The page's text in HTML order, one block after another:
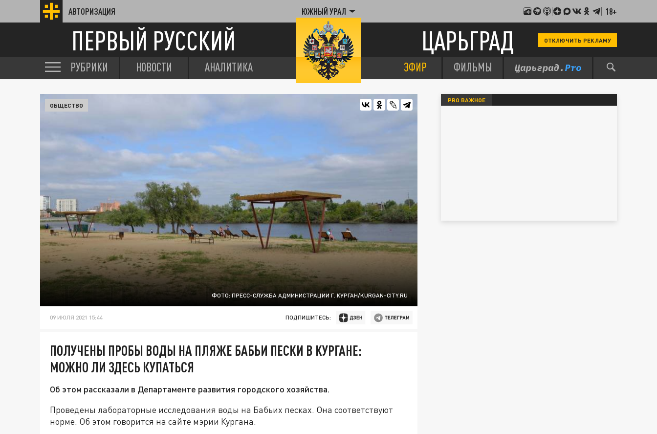
АВТОРИЗАЦИЯ ЮЖНЫЙ УРАЛ 18+
ПЕРВЫЙ РУССКИЙ ЦАРЬГРАД ОТКЛЮЧИТЬ РЕКЛАМУ
РУБРИКИ НОВОСТИ АНАЛИТИКА ЭФИР ФИЛЬМЫ
ФОТО: ПРЕСС-СЛУЖБА АДМИНИСТРАЦИИ Г. КУРГАН/KURGAN-CITY.RU
ОБЩЕСТВО
09 ИЮЛЯ 2021 15:44 ПОДПИШИТЕСЬ:
ПОЛУЧЕНЫ ПРОБЫ ВОДЫ НА ПЛЯЖЕ БАБЬИ ПЕСКИ В КУРГАНЕ:
МОЖНО ЛИ ЗДЕСЬ КУПАТЬСЯ
Об этом рассказали в Департаменте развития городского хозяйства.
Проведены лабораторные исследования воды на Бабьих песках. Она соответствуют
норме. Об этом говорится на сайте мэрии Кургана.
PRO ВАЖНОЕ